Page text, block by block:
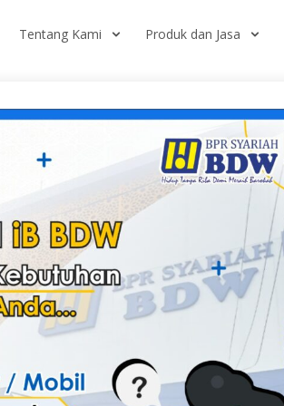
Tentang Kami Produk dan Jasa